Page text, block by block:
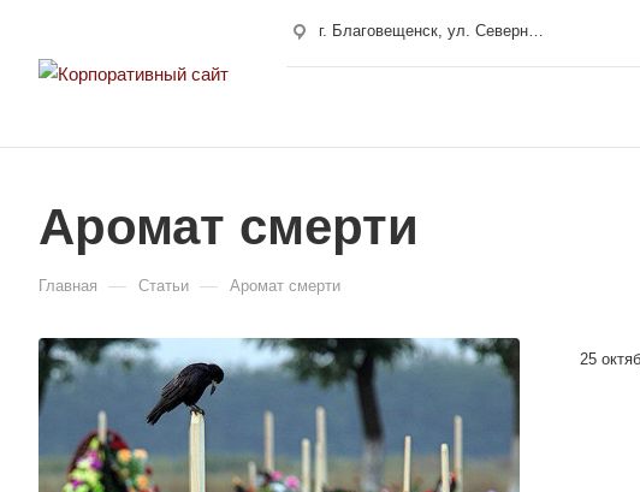
г. Благовещенск, ул. Северная, 222Б
Аромат смерти
Главная — Статьи — Аромат смерти
25